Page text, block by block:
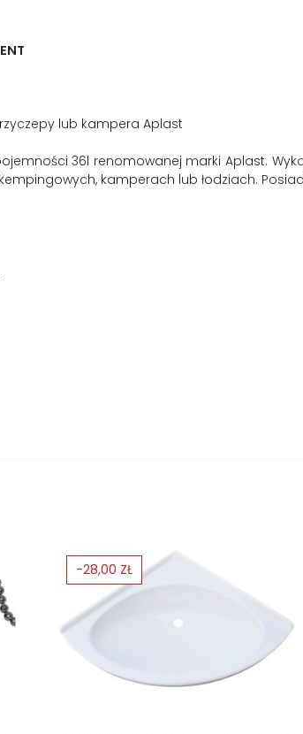
lub kampera Aplast
36l renomowanej marki Aplast.
kamperach lub łodziach.
-28,00 ZŁ